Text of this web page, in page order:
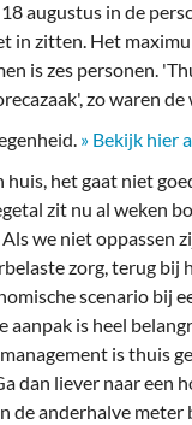
Zuidhorners
augustus in de
in zitten. Het
is zes personen.
zo waren
» Bekijk hier
huis, het gaat niet
zit nu al weken
we niet oppassen
zorg, terug bij
scenario bij
is heel
is thuis
dan liever naar een
de anderhalve meter